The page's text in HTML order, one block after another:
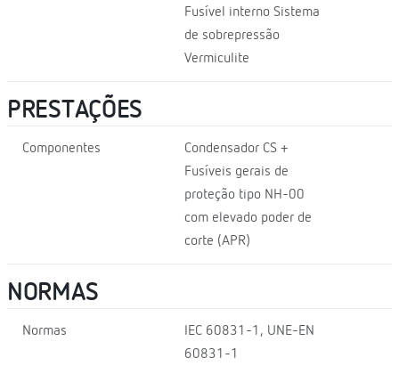
Fusível interno Sistema
de sobrepressão
Vermiculite
PRESTAÇÕES
Componentes
Condensador CS +
Fusíveis gerais de
proteção tipo NH-00
com elevado poder de
corte (APR)
NORMAS
Normas
IEC 60831-1, UNE-EN
60831-1